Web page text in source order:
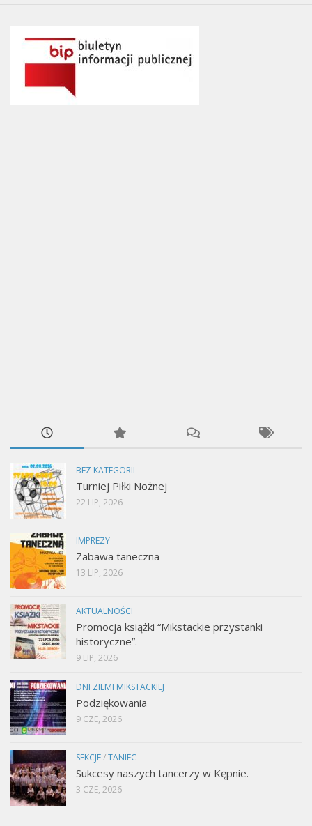
BEZ KATEGORII
Turniej Piłki Nożnej
22 LIP, 2026
IMPREZY
Zabawa taneczna
13 LIP, 2026
AKTUALNOŚCI
Promocja książki “Mikstackie przystanki
historyczne”.
9 LIP, 2026
DNI ZIEMI MIKSTACKIEJ
Podziękowania
9 CZE, 2026
SEKCJE/TANIEC
Sukcesy naszych tancerzy w Kępnie.
3 CZE, 2026